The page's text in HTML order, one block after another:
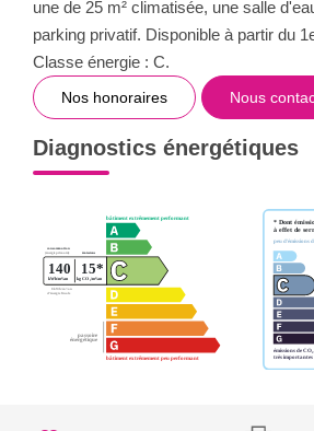
une de 25 m² climatisée, une salle
parking privatif. Disponible à partir du
Classe énergie : C.
Nos honoraires Nous
Diagnostics énergétiques